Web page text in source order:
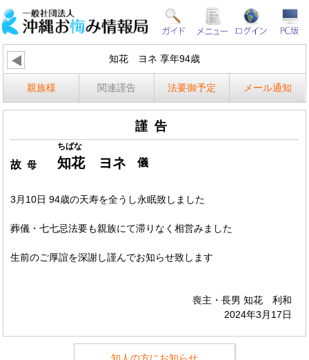
知花 ヨネ 享年94歳
親族様 関連謹告 法要御予定 メール通知
謹告
ちばな
故母 知花 ヨネ 儀
3月10日 94歳の天寿を全うし永眠致しました
葬儀・七七忌法要も親族にて滞りなく相営みました
生前のご厚誼を深謝し謹んでお知らせ致します
喪主・長男 知花 利和
2024年3月17日